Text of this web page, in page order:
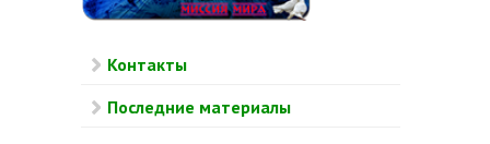
Контакты
Последние материалы